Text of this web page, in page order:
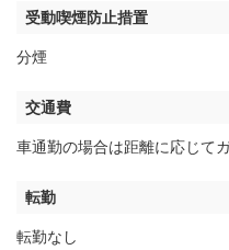
受動喫煙防止措置
分煙
交通費
車通勤の場合は距離に応じて
転勤
転勤なし